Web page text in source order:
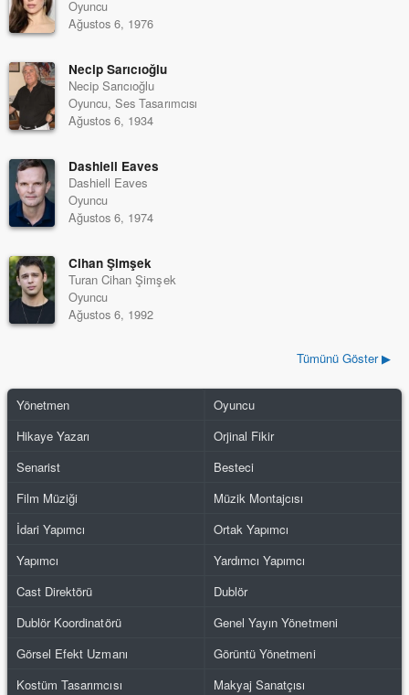
Oyuncu
Ağustos 6, 1976
Necip Sarıcıoğlu
Necip Sarıcıoğlu
Oyuncu, Ses Tasarımcısı
Ağustos 6, 1934
Dashiell Eaves
Dashiell Eaves
Oyuncu
Ağustos 6, 1974
Cihan Şimşek
Turan Cihan Şimşek
Oyuncu
Ağustos 6, 1992
Tümünü Göster ▶
Yönetmen
Oyuncu
Hikaye Yazarı
Orjinal Fikir
Senarist
Besteci
Film Müziği
Müzik Montajcısı
İdari Yapımcı
Ortak Yapımcı
Yapımcı
Yardımcı Yapımcı
Cast Direktörü
Dublör
Dublör Koordinatörü
Genel Yayın Yönetmeni
Görsel Efekt Uzmanı
Görüntü Yönetmeni
Kostüm Tasarımcısı
Makyaj Sanatçısı